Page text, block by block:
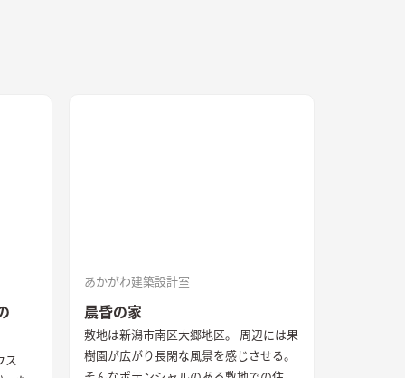
ス
あかがわ建築設計室
晨昏の家
敷地は新潟市南区大郷地区。 周辺には果
樹園が広がり長閑な風景を感じさせる。